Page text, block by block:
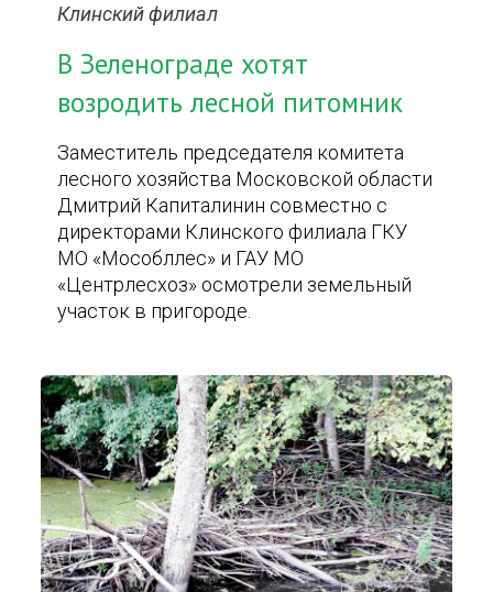
Клинский филиал
В Зеленограде хотят
возродить лесной питомник
Заместитель председателя комитета
лесного хозяйства Московской области
Дмитрий Капиталинин совместно с
директорами Клинского филиала ГКУ
МО «Мособллес» и ГАУ МО
«Центрлесхоз» осмотрели земельный
участок в пригороде.